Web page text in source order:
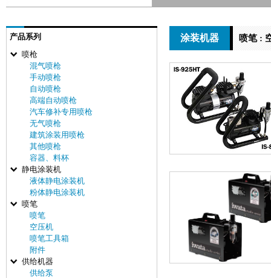
产品系列
喷枪
混气喷枪
手动喷枪
自动喷枪
高端自动喷枪
汽车修补专用喷枪
无气喷枪
建筑涂装用喷枪
其他喷枪
容器、料杯
静电涂装机
液体静电涂装机
粉体静电涂装机
喷笔
喷笔
空压机
喷笔工具箱
附件
供给机器
供给泵
涂装机器 喷笔 :